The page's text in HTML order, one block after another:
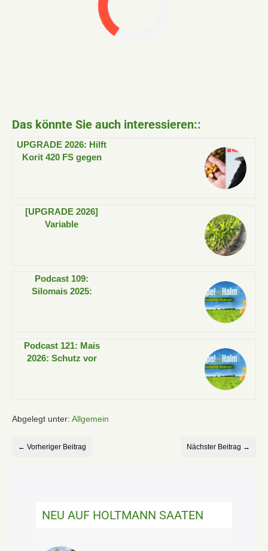
Das könnte Sie auch interessieren::
UPGRADE 2026: Hilft
Korit 420 FS gegen
[UPGRADE 2026]
Variable
Podcast 109:
Silomais 2025:
Podcast 121: Mais
2026: Schutz vor
Abgelegt unter: Allgemein
← Vorheriger Beitrag Nächster Beitrag →
NEU AUF HOLTMANN SAATEN